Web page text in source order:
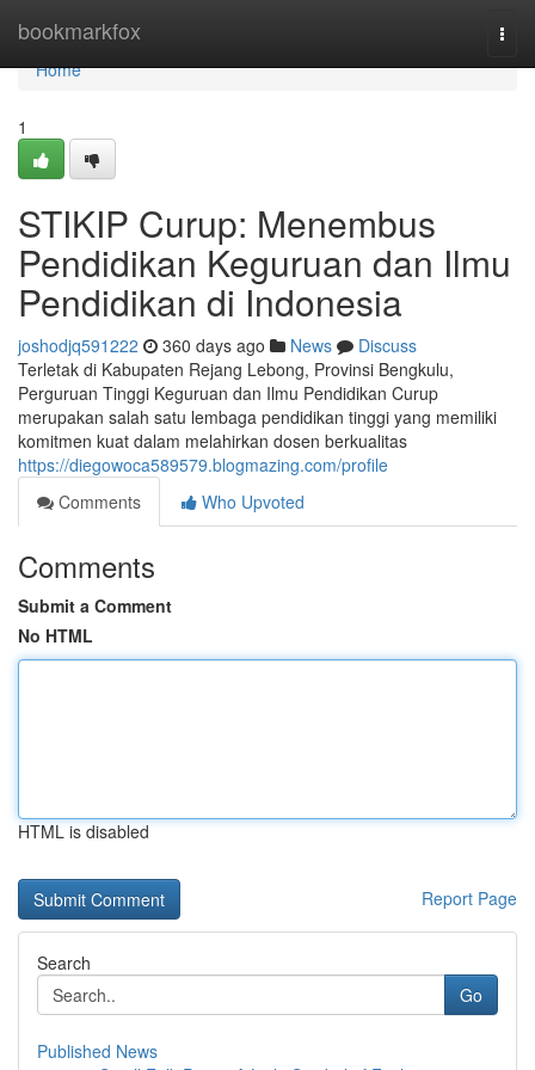
bookmarkfox
Home
Home
1
STIKIP Curup: Menembus
Pendidikan Keguruan dan Ilmu
Pendidikan di Indonesia
joshodjq591222 360 days ago News
Discuss
Terletak di Kabupaten Rejang Lebong, Provinsi Bengkulu,
Perguruan Tinggi Keguruan dan Ilmu Pendidikan Curup
merupakan salah satu lembaga pendidikan tinggi yang memiliki
komitmen kuat dalam melahirkan dosen berkualitas
https://diegowoca589579.blogmazing.com/profile
Comments
Who Upvoted
Comments
Submit a Comment
No HTML
HTML is disabled
Report Page
Search
Go
Published News